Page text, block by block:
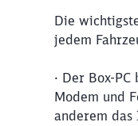
Die
jedem
· Der Box-
Modem und
anderem